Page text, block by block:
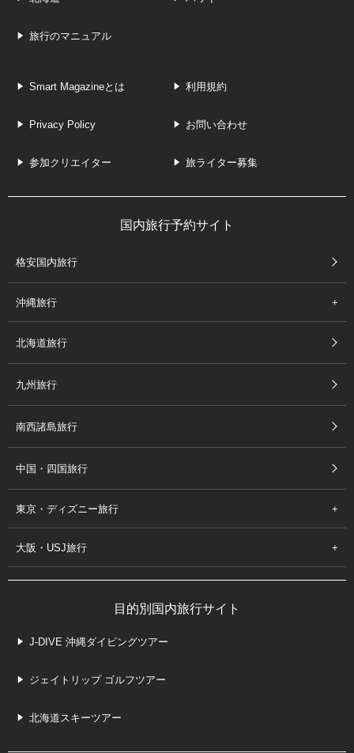
旅行のマニュアル
Smart Magazineとは 利用規約
Privacy Policy お問い合わせ
参加クリエイター 旅ライター募集
国内旅行予約サイト
格安国内旅行
沖縄旅行
北海道旅行
九州旅行
南西諸島旅行
中国・四国旅行
東京・ディズニー旅行
大阪・USJ旅行
目的別国内旅行サイト
J-DIVE 沖縄ダイビングツアー
ジェイトリップ ゴルフツアー
北海道スキーツアー